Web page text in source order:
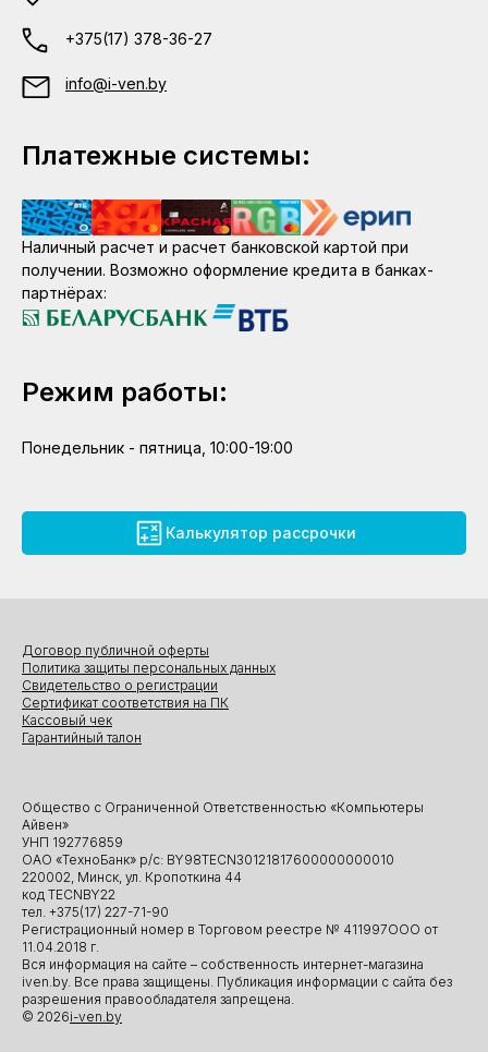
+375(17) 378-36-27
info@i-ven.by
Платежные системы:
Наличный расчет и расчет банковской картой при
получении. Возможно оформление кредита в банках-
партнёрах:
Режим работы:
Понедельник - пятница, 10:00-19:00
Калькулятор рассрочки
Общество с Ограниченной Ответственностью «Компьютеры
Айвен»
УНП 192776859
ОАО «ТехноБанк» р/с: BY98TECN30121817600000000010
220002, Минск, ул. Кропоткина 44
код TECNBY22
тел. +375(17) 227-71-90
Регистрационный номер в Торговом реестре № 411997ООО от
11.04.2018 г.
Вся информация на сайте – собственность интернет-магазина
iven.by. Все права защищены. Публикация информации с сайта без
разрешения правообладателя запрещена.
© 2026i-ven.by
Договор публичной оферты
Политика защиты персональных данных
Свидетельство о регистрации
Сертификат соответствия на ПК
Кассовый чек
Гарантийный талон